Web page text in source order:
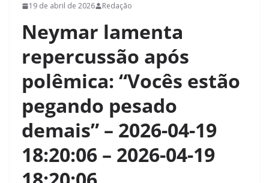
19 de abril de 2026 Redação
Neymar lamenta
repercussão após
polêmica: “Vocês estão
pegando pesado
demais” – 2026-04-19
18:20:06 – 2026-04-19